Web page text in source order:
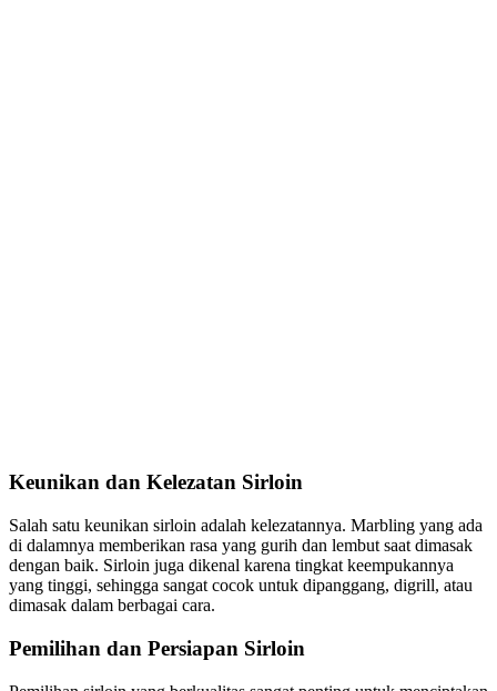
Keunikan dan Kelezatan Sirloin
Salah satu keunikan sirloin adalah kelezatannya. Marbling yang ada
di dalamnya memberikan rasa yang gurih dan lembut saat dimasak
dengan baik. Sirloin juga dikenal karena tingkat keempukannya
yang tinggi, sehingga sangat cocok untuk dipanggang, digrill, atau
dimasak dalam berbagai cara.
Pemilihan dan Persiapan Sirloin